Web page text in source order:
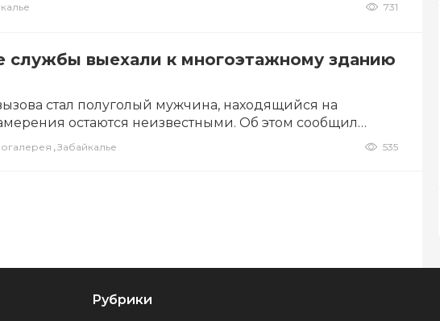
731
службы выехали к многоэтажному зданию
стал полуголый мужчина, находящийся на
остаются неизвестными. Об этом сообщил
ИА…
,Забайкалье 535
Рубрики